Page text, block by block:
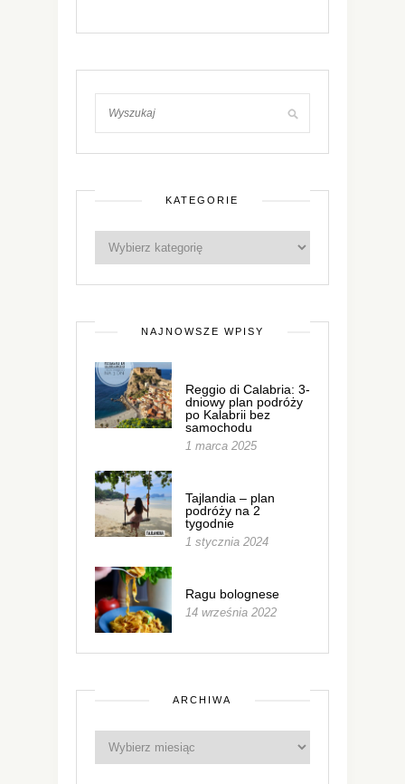
KATEGORIE
NAJNOWSZE WPISY
Reggio di Calabria: 3-
dniowy plan podróży
po Kalabrii bez
samochodu
1 marca 2025
Tajlandia – plan
podróży na 2
tygodnie
1 stycznia 2024
Ragu bolognese
14 września 2022
ARCHIWA